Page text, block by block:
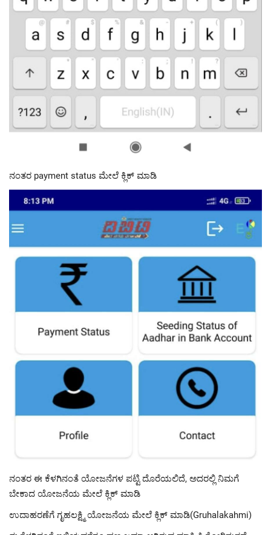
ನಂತರ payment status ಮೇಲೆ ಕ್ಲಿಕ್ ಮಾಡಿ
ನಂತರ ಈ ಕೆಳಗಿನಂತೆ ಯೋಜನೆಗಳ ಪಟ್ಟಿ ದೊರೆಯಲಿದೆ, ಅದರಲ್ಲಿ ನಿಮಗೆ
ಬೇಕಾದ ಯೋಜನೆಯ ಮೇಲೆ ಕ್ಲಿಕ್ ಮಾಡಿ
ಉದಾಹರಣೆಗೆ ಗೃಹಲಕ್ಷ್ಮಿ ಯೋಜನೆಯ ಮೇಲೆ ಕ್ಲಿಕ್ ಮಾಡಿ(Gruhalakahmi)